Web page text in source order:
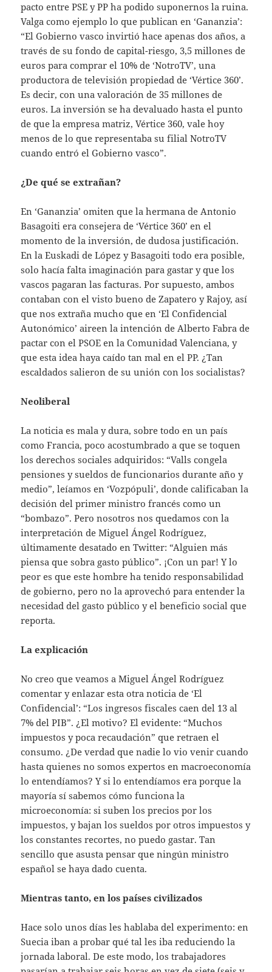
pacto entre PSE y PP ha podido suponernos la ruina.
Valga como ejemplo lo que publican en ‘Gananzia’:
“El Gobierno vasco invirtió hace apenas dos años, a
través de su fondo de capital-riesgo, 3,5 millones de
euros para comprar el 10% de ‘NotroTV’, una
productora de televisión propiedad de ‘Vértice 360’.
Es decir, con una valoración de 35 millones de
euros. La inversión se ha devaluado hasta el punto
de que la empresa matriz, Vértice 360, vale hoy
menos de lo que representaba su filial NotroTV
cuando entró el Gobierno vasco”.
¿De qué se extrañan?
En ‘Gananzia’ omiten que la hermana de Antonio
Basagoiti era consejera de ‘Vértice 360’ en el
momento de la inversión, de dudosa justificación.
En la Euskadi de López y Basagoiti todo era posible,
solo hacía falta imaginación para gastar y que los
vascos pagaran las facturas. Por supuesto, ambos
contaban con el visto bueno de Zapatero y Rajoy, así
que nos extraña mucho que en ‘El Confidencial
Autonómico’ aireen la intención de Alberto Fabra de
pactar con el PSOE en la Comunidad Valenciana, y
que esta idea haya caído tan mal en el PP. ¿Tan
escaldados salieron de su unión con los socialistas?
Neoliberal
La noticia es mala y dura, sobre todo en un país
como Francia, poco acostumbrado a que se toquen
los derechos sociales adquiridos: “Valls congela
pensiones y sueldos de funcionarios durante año y
medio”, leíamos en ‘Vozpópuli’, donde calificaban la
decisión del primer ministro francés como un
“bombazo”. Pero nosotros nos quedamos con la
interpretación de Miguel Ángel Rodríguez,
últimamente desatado en Twitter: “Alguien más
piensa que sobra gasto público”. ¡Con un par! Y lo
peor es que este hombre ha tenido responsabilidad
de gobierno, pero no la aprovechó para entender la
necesidad del gasto público y el beneficio social que
reporta.
La explicación
No creo que veamos a Miguel Ángel Rodríguez
comentar y enlazar esta otra noticia de ‘El
Confidencial’: “Los ingresos fiscales caen del 13 al
7% del PIB”. ¿El motivo? El evidente: “Muchos
impuestos y poca recaudación” que retraen el
consumo. ¿De verdad que nadie lo vio venir cuando
hasta quienes no somos expertos en macroeconomía
lo entendíamos? Y si lo entendíamos era porque la
mayoría sí sabemos cómo funciona la
microeconomía: si suben los precios por los
impuestos, y bajan los sueldos por otros impuestos y
los constantes recortes, no puedo gastar. Tan
sencillo que asusta pensar que ningún ministro
español se haya dado cuenta.
Mientras tanto, en los países civilizados
Hace solo unos días les hablaba del experimento: en
Suecia iban a probar qué tal les iba reduciendo la
jornada laboral. De este modo, los trabajadores